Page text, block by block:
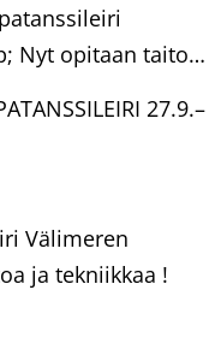
Nyt opitaan taito…
27.9.–
Välimeren
ja tekniikkaa !